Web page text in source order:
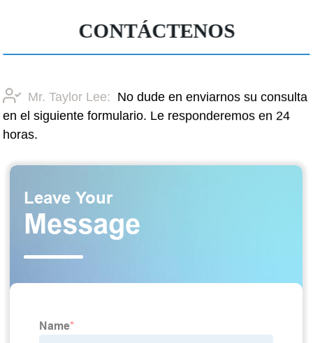
CONTÁCTENOS
Mr. Taylor Lee: No dude en enviarnos su consulta
en el siguiente formulario. Le responderemos en 24
horas.